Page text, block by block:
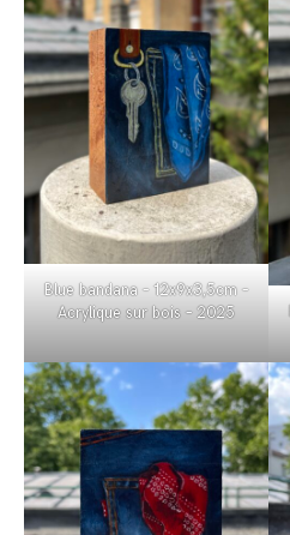
Blue bandana – 12x9x3,5cm –
Acrylique sur bois – 2025